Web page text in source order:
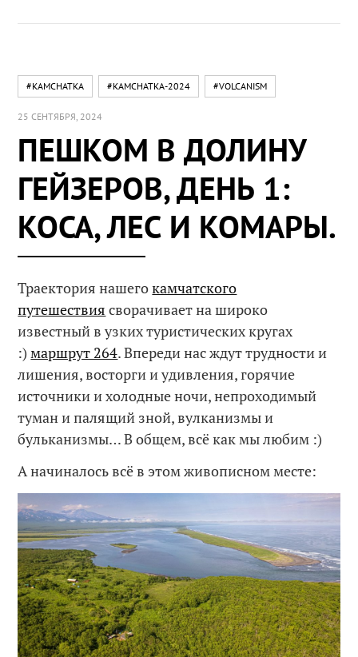
#KAMCHATKA #KAMCHATKA-2024 #VOLCANISM
25 СЕНТЯБРЯ, 2024
ПЕШКОМ В ДОЛИНУ
ГЕЙЗЕРОВ, ДЕНЬ 1:
КОСА, ЛЕС И КОМАРЫ.
Траектория нашегокамчатского
путешествия сворачивает на широко
известный в узких туристических кругах
:) маршрут 264. Впереди нас ждут трудности и
лишения, восторги и удивления, горячие
источники и холодные ночи, непроходимый
туман и палящий зной, вулканизмы и
бульканизмы… В общем, всё как мы любим :)
А начиналось всё в этом живописном месте: